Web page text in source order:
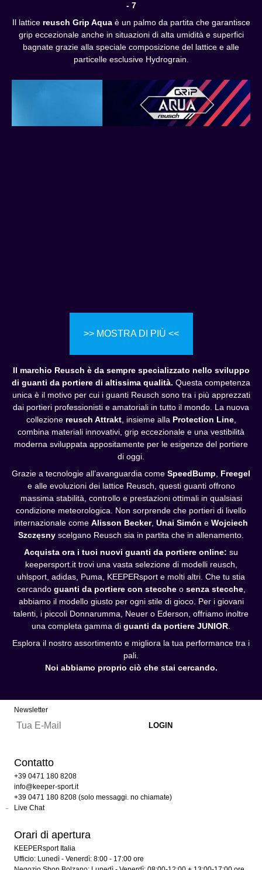
- 7
Il lattice reusch Grip Aqua è un palmo da partita che garantisce
grip eccezionale anche in situazioni di alta umidità e superfici
bagnate grazie alla speciale composizione del lattice e alle
particelle esclusive Hydrograin.
>> MOSTRA DI PIÙ <<
Il marchio Reusch è da sempre specializzato nello sviluppo
di guanti da portiere di altissima qualità. Questa competenza
unica è il motivo per cui i guanti Reusch sono tra i più apprezzati
dai portieri professionisti e amatoriali in tutto il mondo. La nuova
collezione reusch Attrakt, insieme alla Protection Line,
combina materiali innovativi, grip eccezionale e una vestibilità
moderna sviluppata appositamente per le esigenze del portiere
di oggi.
Grazie a tecnologie all’avanguardia come SpeedBump
Freegel
e alle evoluzioni dei lattice Reusch, questi guanti offrono
massima stabilità, controllo e prestazioni ottimali in qualsiasi
condizione meteorologica. Non sorprende che portieri di livello
internazionale come Alisson Becker, Unai Simón e Wojciech
Szczęsny scelgano Reusch sia in partita che in allenamento.
Acquista ora i tuoi nuovi guanti da portiere online: su
keepersport.it trovi una vasta selezione di modelli reusch,
uhlsport, adidas, Puma, KEEPERsport e molti altri. Che tu stia
cercando guanti da portiere con steccheo senza stecche,
abbiamo il modello giusto per ogni stile di gioco. Per i giovani
talenti, i piccoli Donnarumma, Neuer o Ederson, offriamo inoltre
una completa gamma di guanti da portiere JUNIOR
Esplora il nostro assortimento e migliora la tua performance tra i
pali.
Noi abbiamo proprio ciò che stai cercando.
Newsletter
Contatto
+39 0471 180 8208
info@keeper-sport.it
+39 0471 180 8208 (solo messaggi. no chiamate)
Live Chat
Orari di apertura
KEEPERsport Italia
Ufficio: Lunedì - Venerdì: 8:00 - 17:00 ore